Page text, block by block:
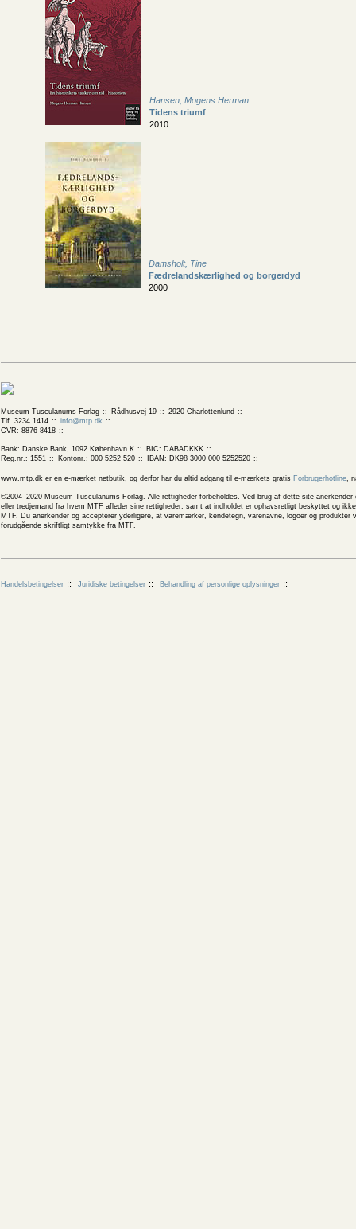
Hansen, Mogens Herman
Tidens triumf
2010
Damsholt, Tine
Fædrelandskærlighed og borgerdyd
2000
Museum Tusculanums Forlag Rådhusvej 19
2920 Charlottenlund
Tlf. 3234 1414
info@mtp.dk
CVR: 8876 8418
Bank: Danske Bank, 1092 København K
BIC: DABADKKK
Reg.nr.: 1551
Kontonr.: 000 5252 520 IBAN: DK98 3000 000 5252520
www.mtp.dk er en e-mærket netbutik, og derfor har du altid adgang til e-mærkets gratis Forbrugerhotline,
©2004–2020 Museum Tusculanums Forlag. Alle rettigheder forbeholdes. Ved brug af dette site
eller tredjemand fra hvem MTF afleder sine rettigheder, samt at indholdet er ophavsretligt beskyttet og
MTF. Du anerkender og accepterer yderligere, at varemærker, kendetegn, varenavne, logoer og
forudgående skriftligt samtykke fra MTF.
Handelsbetingelser Juridiske betingelser Behandling af personlige oplysninger